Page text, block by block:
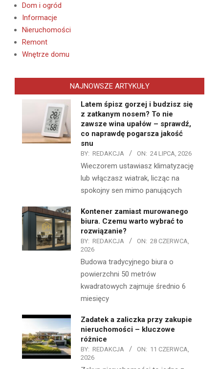
Dom i ogród
Informacje
Nieruchomości
Remont
Wnętrze domu
NAJNOWSZE ARTYKUŁY
Latem śpisz gorzej i budzisz się
z zatkanym nosem? To nie
zawsze wina upałów – sprawdź,
co naprawdę pogarsza jakość
snu
BY: REDAKCJA ON: 24 LIPCA, 2026
Wieczorem ustawiasz klimatyzację
lub włączasz wiatrak, licząc na
spokojny sen mimo panujących
Kontener zamiast murowanego
biura. Czemu warto wybrać to
rozwiązanie?
BY: REDAKCJA ON: 28 CZERWCA,
2026
Budowa tradycyjnego biura o
powierzchni 50 metrów
kwadratowych zajmuje średnio 6
miesięcy
Zadatek a zaliczka przy zakupie
nieruchomości – kluczowe
różnice
BY: REDAKCJA ON: 11 CZERWCA,
2026